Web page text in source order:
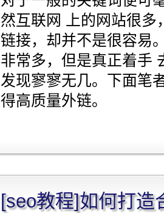
然互联网 上的网站很多
链接，却并不是很容易
非常多，但是真正着手
发现寥寥无几。下面笔
得高质量外链。
[seo教程]如何打造